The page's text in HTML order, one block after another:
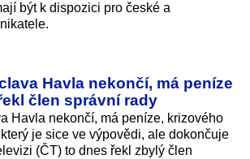
být k dispozici pro české a
Havla nekončí, má peníze
člen správní rady
Havla nekončí, má peníze, krizového
je sice ve výpovědi, ale dokončuje
(ČT) to dnes řekl zbylý člen